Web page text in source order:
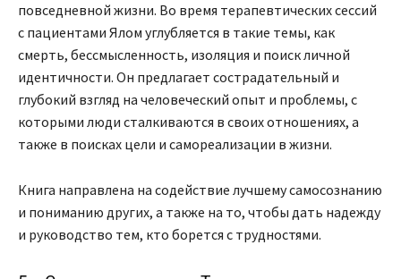
повседневной жизни. Во время терапевтических сессий
с пациентами Ялом углубляется в такие темы, как
смерть, бессмысленность, изоляция и поиск личной
идентичности. Он предлагает сострадательный и
глубокий взгляд на человеческий опыт и проблемы, с
которыми люди сталкиваются в своих отношениях, а
также в поисках цели и самореализации в жизни.
Книга направлена на содействие лучшему самосознанию
и пониманию других, а также на то, чтобы дать надежду
и руководство тем, кто борется с трудностями.